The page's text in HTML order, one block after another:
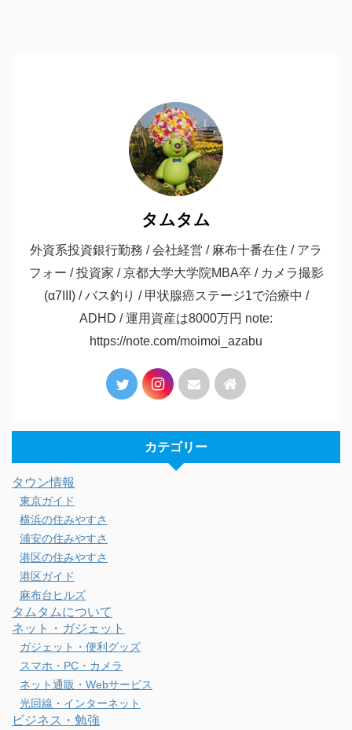
タムタム
外資系投資銀行勤務 / 会社経営 / 麻布十番在住 / アラ
フォー / 投資家 / 京都大学大学院MBA卒 / カメラ撮影
(α7III) / バス釣り / 甲状腺癌ステージ1で治療中 /
ADHD / 運用資産は8000万円 note:
https://note.com/moimoi_azabu
カテゴリー
タウン情報
東京ガイド
横浜の住みやすさ
浦安の住みやすさ
港区の住みやすさ
港区ガイド
麻布台ヒルズ
タムタムについて
ネット・ガジェット
ガジェット・便利グッズ
スマホ・PC・カメラ
ネット通販・Webサービス
光回線・インターネット
ビジネス・勉強